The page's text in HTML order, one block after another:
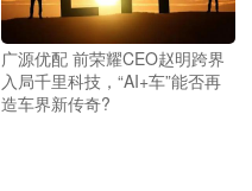
广源优配 前荣耀CEO赵明跨界
入局千里科技，“AI+车”能否再
造车界新传奇?